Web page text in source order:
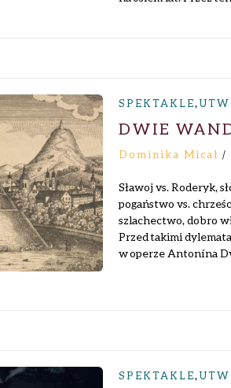
SPEKTAKLE,
DWIE
Dominika Micał /
Sławoj vs. Roderyk,
pogaństwo vs.
szlachectwo, dobro
Przed takimi
w operze Antonína
SPEKTAKLE,